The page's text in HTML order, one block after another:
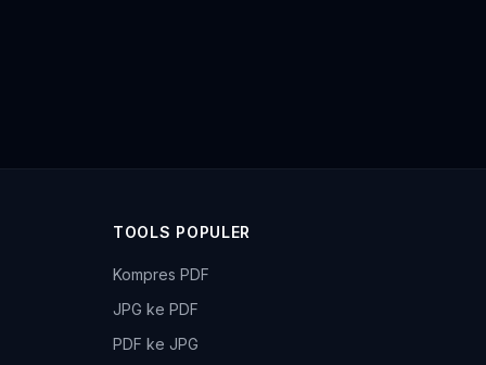
TOOLS POPULER
Kompres PDF
JPG ke PDF
PDF ke JPG